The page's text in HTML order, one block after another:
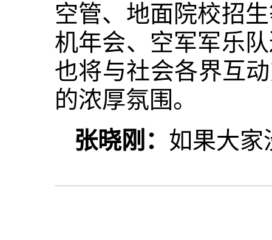
空管、地面院校招
机年会、空军军乐
也将与社会各界互
的浓厚氛围。
张晓刚： 如果大家